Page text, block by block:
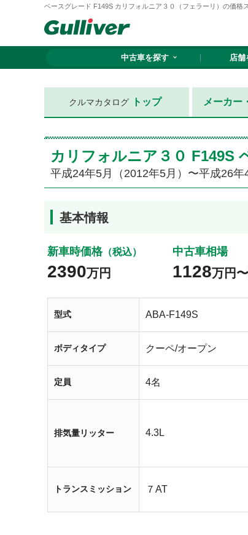
ベースグレード F149S カリフォルニア３０（フェラーリ）の価格
中古車を探す 店舗
クルマカタログ トップ メーカー
カリフォルニア３０ F149S
平成24年5月（2012年5月）〜平成26年
基本情報
新車時価格（税込）
2390万円
中古車相場
1128万円〜
型式 ABA-F149S
ボディタイプ クーペ/オープン
定員 4名
排気量リッター 4.3L
トランスミッション ７AT